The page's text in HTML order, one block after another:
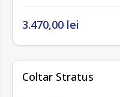
3.470,00 lei
Coltar Stratus